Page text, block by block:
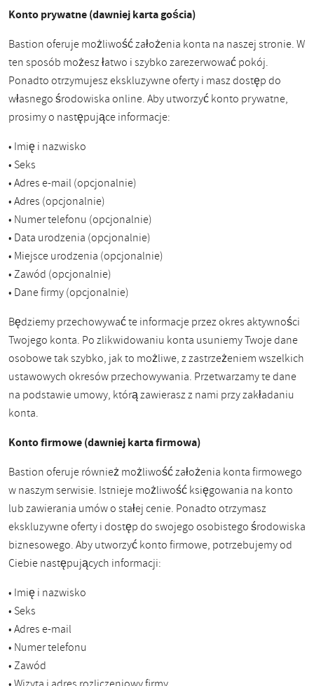
Konto prywatne (dawniej karta gościa)
Bastion oferuje możliwość założenia konta na naszej stronie. W
ten sposób możesz łatwo i szybko zarezerwować pokój.
Ponadto otrzymujesz ekskluzywne oferty i masz dostęp do
własnego środowiska online. Aby utworzyć konto prywatne,
prosimy o następujące informacje:
• Imię i nazwisko
• Seks
• Adres e-mail (opcjonalnie)
• Adres (opcjonalnie)
• Numer telefonu (opcjonalnie)
• Data urodzenia (opcjonalnie)
• Miejsce urodzenia (opcjonalnie)
• Zawód (opcjonalnie)
• Dane firmy (opcjonalnie)
Będziemy przechowywać te informacje przez okres aktywności
Twojego konta. Po zlikwidowaniu konta usuniemy Twoje dane
osobowe tak szybko, jak to możliwe, z zastrzeżeniem wszelkich
ustawowych okresów przechowywania. Przetwarzamy te dane
na podstawie umowy, którą zawierasz z nami przy zakładaniu
konta.
Konto firmowe (dawniej karta firmowa)
Bastion oferuje również możliwość założenia konta firmowego
w naszym serwisie. Istnieje możliwość księgowania na konto
lub zawierania umów o stałej cenie. Ponadto otrzymasz
ekskluzywne oferty i dostęp do swojego osobistego środowiska
biznesowego. Aby utworzyć konto firmowe, potrzebujemy od
Ciebie następujących informacji:
• Imię i nazwisko
• Seks
• Adres e-mail
• Numer telefonu
• Zawód